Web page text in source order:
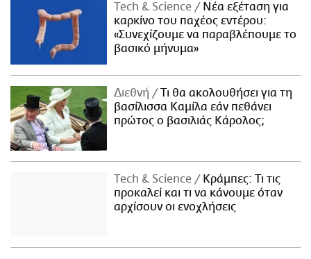
Τech & Science
Νέα εξέταση για
καρκίνο του παχέος εντέρου:
«Συνεχίζουμε να παραβλέπουμε το
βασικό μήνυμα»
Διεθνή
Τι θα ακολουθήσει για τη
βασίλισσα Καμίλα εάν πεθάνει
πρώτος ο βασιλιάς Κάρολος;
Τech & Science
Κράμπες: Τι τις
προκαλεί και τι να κάνουμε όταν
αρχίσουν οι ενοχλήσεις